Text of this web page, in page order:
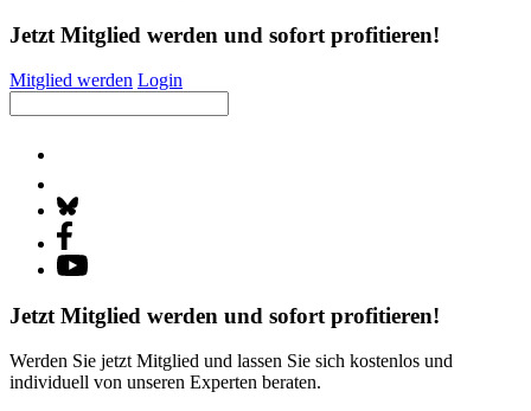
Jetzt Mitglied werden und sofort profitieren!
Mitglied werden Login
Jetzt Mitglied werden und sofort profitieren!
Werden Sie jetzt Mitglied und lassen Sie sich kostenlos und
individuell von unseren Experten beraten.